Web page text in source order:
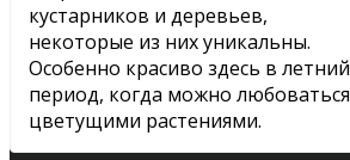
кустарников и деревьев,
некоторые из них уникальны.
Особенно красиво здесь в летний
период, когда можно любоваться
цветущими растениями.